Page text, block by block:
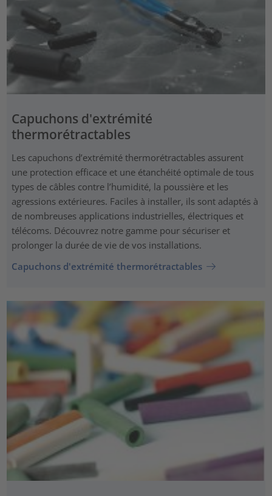
Capuchons d'extrémité
thermorétractables
Les capuchons d’extrémité thermorétractables assurent
une protection efficace et une étanchéité optimale de tous
types de câbles contre l’humidité, la poussière et les
agressions extérieures. Faciles à installer, ils sont adaptés à
de nombreuses applications industrielles, électriques et
télécoms. Découvrez notre gamme pour sécuriser et
prolonger la durée de vie de vos installations.
Capuchons d'extrémité thermorétractables